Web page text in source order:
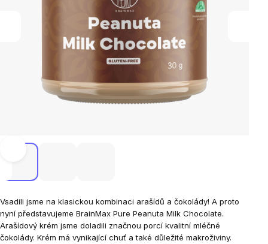
Vsadili jsme na klasickou kombinaci arašídů a čokolády! A proto
nyní představujeme BrainMax Pure Peanuta Milk Chocolate.
Arašídový krém jsme doladili značnou porcí kvalitní mléčné
čokolády. Krém má vynikající chuť a také důležité makroživiny.